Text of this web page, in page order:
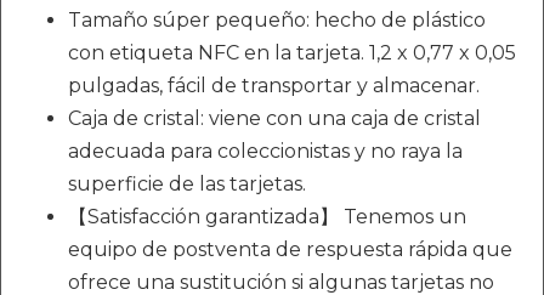
Tamaño súper pequeño: hecho de plástico
con etiqueta NFC en la tarjeta. 1,2 x 0,77 x 0,05
pulgadas, fácil de transportar y almacenar.
Caja de cristal: viene con una caja de cristal
adecuada para coleccionistas y no raya la
superficie de las tarjetas.
【Satisfacción garantizada】 Tenemos un
equipo de postventa de respuesta rápida que
ofrece una sustitución si algunas tarjetas no